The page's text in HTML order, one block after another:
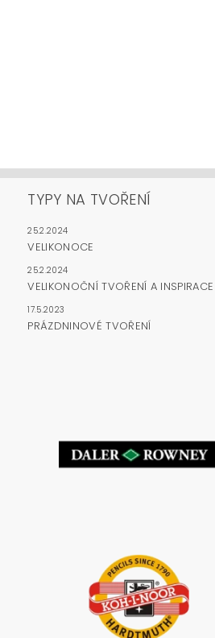
TYPY NA TVOŘENÍ
25.2.2024
VELIKONOCE
25.2.2024
VELIKONOČNÍ TVOŘENÍ A INSPIRACE
17.5.2023
PRÁZDNINOVÉ TVOŘENÍ